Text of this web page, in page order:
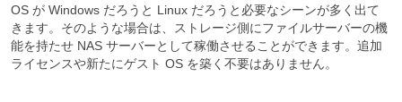
OS が Windows だろうと Linux だろうと必要なシーンが多く出て
きます。そのような場合は、ストレージ側にファイルサーバーの機
能を持たせ NAS サーバーとして稼働させることができます。追加
ライセンスや新たにゲスト OS を築く不要はありません。